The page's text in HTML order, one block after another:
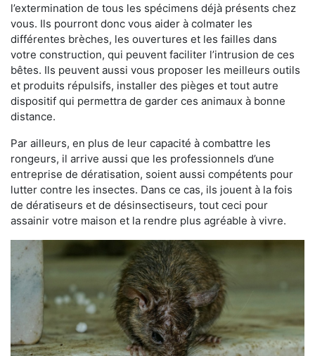
l’extermination de tous les spécimens déjà présents chez
vous. Ils pourront donc vous aider à colmater les
différentes brèches, les ouvertures et les failles dans
votre construction, qui peuvent faciliter l’intrusion de ces
bêtes. Ils peuvent aussi vous proposer les meilleurs outils
et produits répulsifs, installer des pièges et tout autre
dispositif qui permettra de garder ces animaux à bonne
distance.
Par ailleurs, en plus de leur capacité à combattre les
rongeurs, il arrive aussi que les professionnels d’une
entreprise de dératisation, soient aussi compétents pour
lutter contre les insectes. Dans ce cas, ils jouent à la fois
de dératiseurs et de désinsectiseurs, tout ceci pour
assainir votre maison et la rendre plus agréable à vivre.